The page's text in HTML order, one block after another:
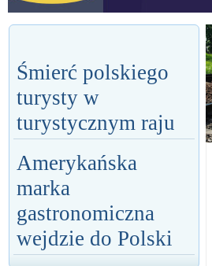
Śmierć polskiego
turysty w
turystycznym raju
Amerykańska
marka
gastronomiczna
wejdzie do Polski